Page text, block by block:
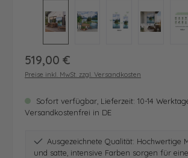
Regulärer Preis:
519,00 €
Preise inkl. MwSt. zzgl. Versandkosten
Sofort verfügbar, Lieferzeit: 10-14
Versandkostenfrei in DE
Ausgezeichnete Qualität: Hochwertige
und satte, intensive Farben sorgen für